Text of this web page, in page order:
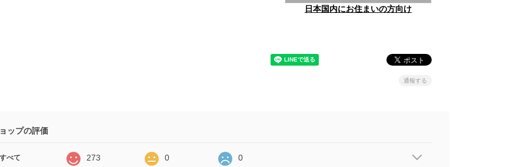
日本国内にお住まいの方向け
通報する
ップの評価
べて 273 0 0